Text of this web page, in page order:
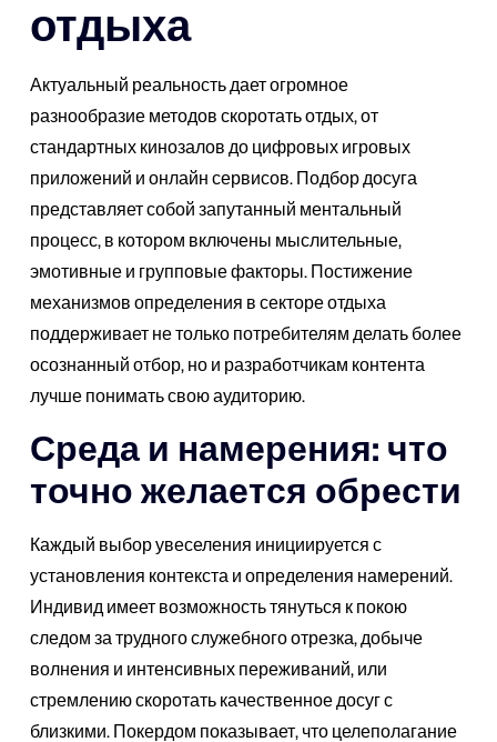
отдыха
Актуальный реальность дает огромное
разнообразие методов скоротать отдых, от
стандартных кинозалов до цифровых игровых
приложений и онлайн сервисов. Подбор досуга
представляет собой запутанный ментальный
процесс, в котором включены мыслительные,
эмотивные и групповые факторы. Постижение
механизмов определения в секторе отдыха
поддерживает не только потребителям делать более
осознанный отбор, но и разработчикам контента
лучше понимать свою аудиторию.
Среда и намерения: что
точно желается обрести
Каждый выбор увеселения инициируется с
установления контекста и определения намерений.
Индивид имеет возможность тянуться к покою
следом за трудного служебного отрезка, добыче
волнения и интенсивных переживаний, или
стремлению скоротать качественное досуг с
близкими. Покердом показывает, что целеполагание